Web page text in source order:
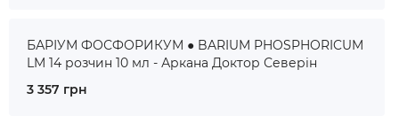
БАРІУМ ФОСФОРИКУМ ● BARIUM PHOSPHORICUM
LM 14 розчин 10 мл - Аркана Доктор Северін
3 357 грн